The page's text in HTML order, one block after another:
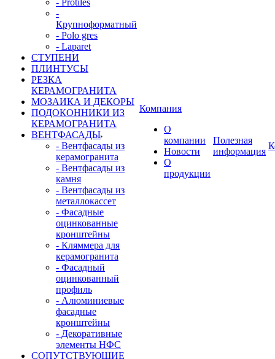
- Protiles
-
Крупноформатный
- Polo gres
- Laparet
СТУПЕНИ
ПЛИНТУСЫ
РЕЗКА
КЕРАМОГРАНИТА
МОЗАИКА И ДЕКОРЫ
ПОДОКОННИКИ ИЗ
КЕРАМОГРАНИТА
ВЕНТФАСАДЫ
- Вентфасады из
керамогранита
- Вентфасады из
камня
- Вентфасады из
металлокассет
- Фасадные
оцинкованные
кронштейны
- Кляммера для
керамогранита
- Фасадный
оцинкованный
профиль
- Алюминиевые
фасадные
кронштейны
- Декоративные
элементы НФС
СОПУТСТВУЮЩИЕ
Компания
О
компании
Новости
О
продукции
Полезная
информация